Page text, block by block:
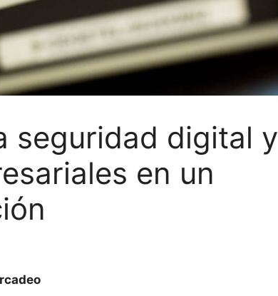
seguridad digital y
en un